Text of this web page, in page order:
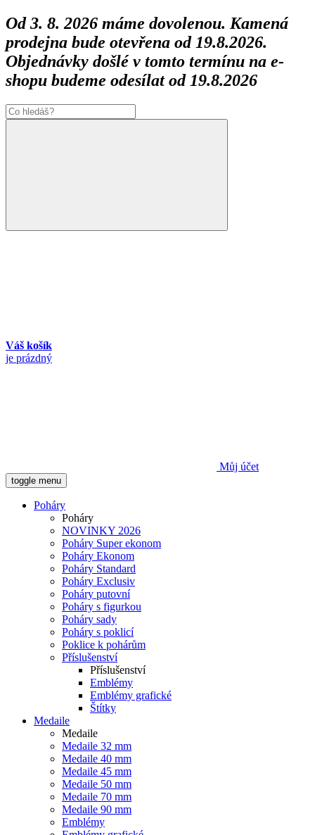
Od 3. 8. 2026 máme dovolenou. Kamená
prodejna bude otevřena od 19.8.2026.
Objednávky došlé v tomto termínu na e-
shopu budeme odesílat od 19.8.2026
Váš košík
je prázdný
Můj účet
toggle menu
Poháry
Poháry
NOVINKY 2026
Poháry Super ekonom
Poháry Ekonom
Poháry Standard
Poháry Exclusiv
Poháry putovní
Poháry s figurkou
Poháry sady
Poháry s poklicí
Poklice k pohárům
Příslušenství
Příslušenství
Emblémy
Emblémy grafické
Štítky
Medaile
Medaile
Medaile 32 mm
Medaile 40 mm
Medaile 45 mm
Medaile 50 mm
Medaile 70 mm
Medaile 90 mm
Emblémy